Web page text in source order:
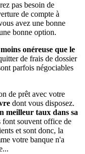
pas besoin de
de compte à
avez une bonne
bonne option.
moins onéreuse que le
de frais de dossier
parfois négociables
de prêt avec votre
dont vous disposez.
meilleur taux dans sa
font souvent office de
et sont donc, la
votre banque n'a